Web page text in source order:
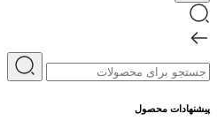
پیشنهادات محصول